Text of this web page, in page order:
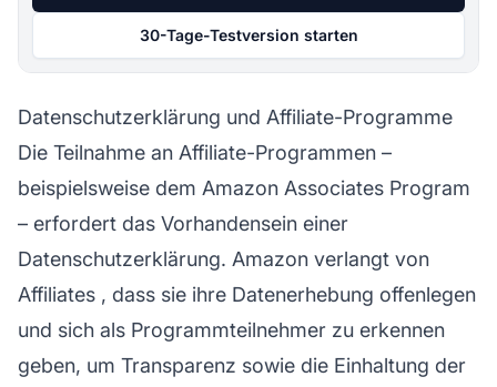
30-Tage-Testversion starten
Datenschutzerklärung und Affiliate-Programme
Die Teilnahme an Affiliate-Programmen –
beispielsweise dem Amazon Associates Program
– erfordert das Vorhandensein einer
Datenschutzerklärung. Amazon verlangt von
Affiliates , dass sie ihre Datenerhebung offenlegen
und sich als Programmteilnehmer zu erkennen
geben, um Transparenz sowie die Einhaltung der